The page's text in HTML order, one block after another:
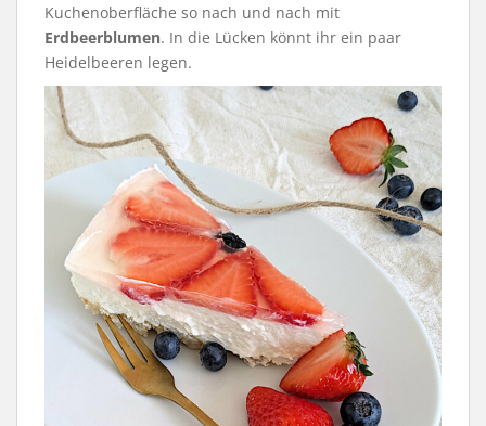
Kuchenoberfläche so nach und nach mit
Erdbeerblumen. In die Lücken könnt ihr ein paar
Heidelbeeren legen.